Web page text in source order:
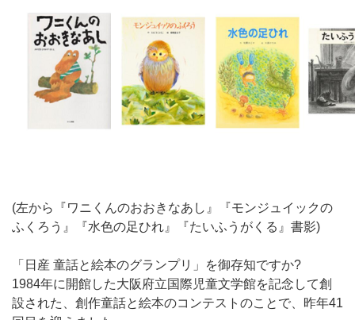
(左から『ワニくんのおおきなあし』『モンジュイックの
ふくろう』『水色の足ひれ』『たいふうがくる』書影)
「日産 童話と絵本のグランプリ」を御存知ですか?
1984年に開館した大阪府立国際児童文学館を記念して創
設された、創作童話と絵本のコンテストのことで、昨年41